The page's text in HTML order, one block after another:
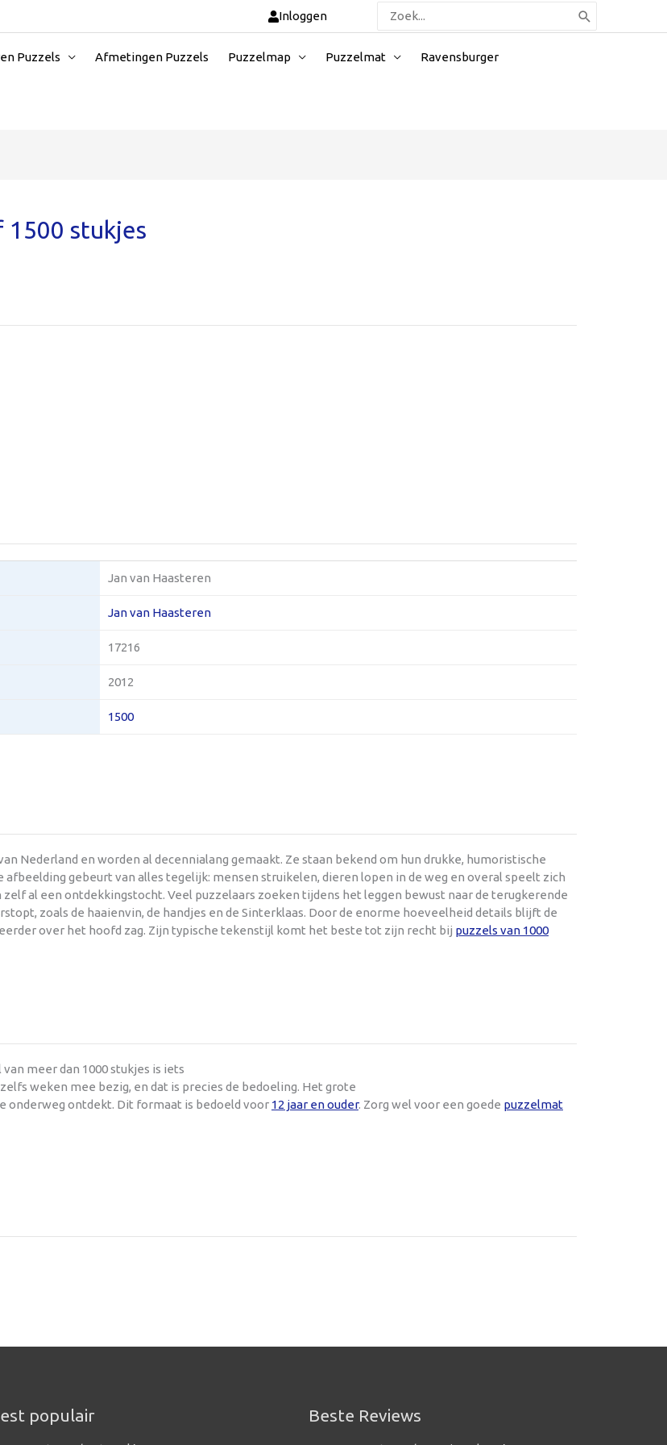
Inloggen
Zoeken
naar:
Puzzels Afmetingen Puzzels Puzzelmap Puzzelmat Ravensburger
stukjes
Jan van Haasteren
Jan van Haasteren
17216
2012
1500
Nederland en worden al decennialang gemaakt. Ze staan bekend om hun drukke, humoristische
gebeurt van alles tegelijk: mensen struikelen, dieren lopen in de weg en overal speelt zich
al een ontdekkingstocht. Veel puzzelaars zoeken tijdens het leggen bewust naar de terugkerende
zoals de haaienvin, de handjes en de Sinterklaas. Door de enorme hoeveelheid details blijft de
over het hoofd zag. Zijn typische tekenstijl komt het beste tot zijn recht bij puzzels van 1000
meer dan 1000 stukjes is iets
weken mee bezig, en dat is precies de bedoeling. Het grote
onderweg ontdekt. Dit formaat is bedoeld voor 12 jaar en ouder. Zorg wel voor een goede puzzelmat
populair Beste Reviews